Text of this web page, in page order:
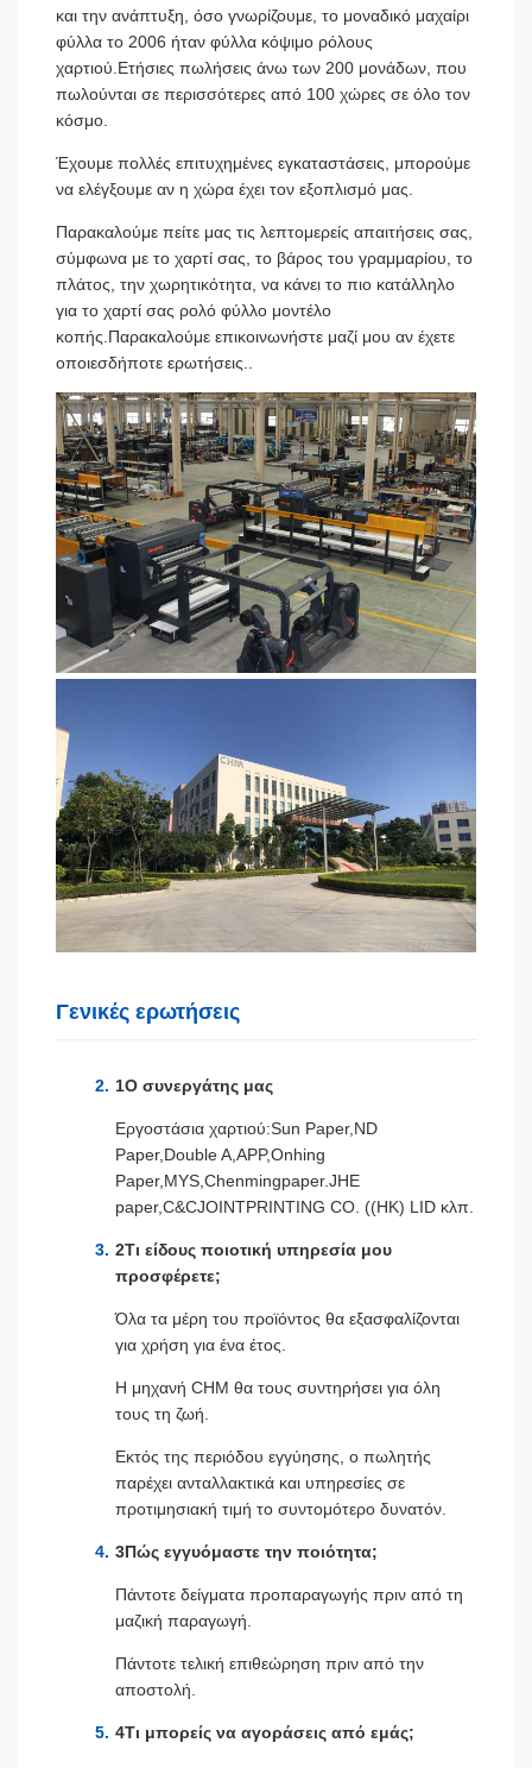
και την ανάπτυξη, όσο γνωρίζουμε, το μοναδικό μαχαίρι
φύλλα το 2006 ήταν φύλλα κόψιμο ρόλους
χαρτιού.Ετήσιες πωλήσεις άνω των 200 μονάδων, που
πωλούνται σε περισσότερες από 100 χώρες σε όλο τον
κόσμο.
Έχουμε πολλές επιτυχημένες εγκαταστάσεις, μπορούμε
να ελέγξουμε αν η χώρα έχει τον εξοπλισμό μας.
Παρακαλούμε πείτε μας τις λεπτομερείς απαιτήσεις σας,
σύμφωνα με το χαρτί σας, το βάρος του γραμμαρίου, το
πλάτος, την χωρητικότητα, να κάνει το πιο κατάλληλο
για το χαρτί σας ρολό φύλλο μοντέλο
κοπής.Παρακαλούμε επικοινωνήστε μαζί μου αν έχετε
οποιεσδήποτε ερωτήσεις..
Γενικές ερωτήσεις
1Ο συνεργάτης μας
Εργοστάσια χαρτιού:Sun Paper,ND
Paper,Double A,APP,Onhing
Paper,MYS,Chenmingpaper.JHE
paper,C&CJOINTPRINTING CO. ((HK) LID κλπ.
2Τι είδους ποιοτική υπηρεσία μου
προσφέρετε;
Όλα τα μέρη του προϊόντος θα εξασφαλίζονται
για χρήση για ένα έτος.
Η μηχανή CHM θα τους συντηρήσει για όλη
τους τη ζωή.
Εκτός της περιόδου εγγύησης, ο πωλητής
παρέχει ανταλλακτικά και υπηρεσίες σε
προτιμησιακή τιμή το συντομότερο δυνατόν.
3Πώς εγγυόμαστε την ποιότητα;
Πάντοτε δείγματα προπαραγωγής πριν από τη
μαζική παραγωγή.
Πάντοτε τελική επιθεώρηση πριν από την
αποστολή.
4Τι μπορείς να αγοράσεις από εμάς;